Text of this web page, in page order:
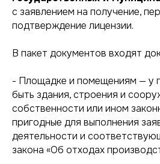
с заявлением на получение,
подтверждение лицензии.
В пакет документов входят
- Площадке и помещениям — у
быть здания, строения и
собственности или ином
пригодные для выполнения
деятельности и
закона «Об отходах